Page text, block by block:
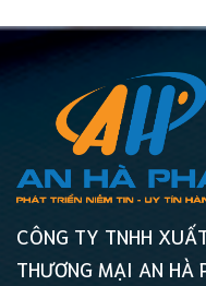
CÔNG TY TNHH
THƯƠNG MẠI AN HÀ